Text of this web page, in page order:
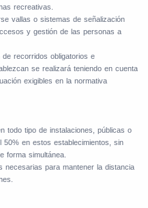
recreativas.
vallas o sistemas de señalización
y gestión de las personas a
recorridos obligatorios e
se realizará teniendo en cuenta
exigibles en la normativa
todo tipo de instalaciones, públicas o
en estos establecimientos, sin
forma simultánea.
necesarias para mantener la distancia